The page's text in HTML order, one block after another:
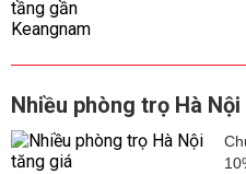
Nhiều phòng trọ Hà